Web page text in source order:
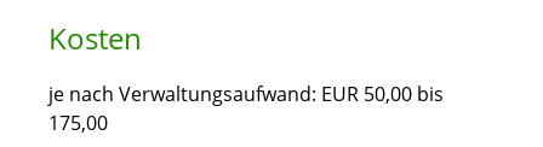
Kosten
je nach Verwaltungsaufwand: EUR 50,00 bis
175,00